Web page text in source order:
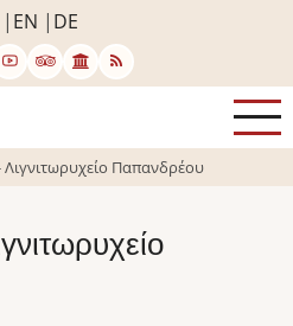
EN DE
Παπανδρέου